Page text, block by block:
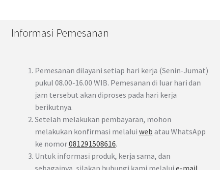
Informasi Pemesanan
Pemesanan dilayani setiap hari kerja (Senin-Jumat)
pukul 08.00-16.00 WIB. Pemesanan di luar hari dan
jam tersebut akan diproses pada hari kerja
berikutnya.
Setelah melakukan pembayaran, mohon
melakukan konfirmasi melalui web atau WhatsApp
ke nomor081291508616.
Untuk informasi produk, kerja sama, dan
sebagainya, silakan hubungi kami melalui e-mail,